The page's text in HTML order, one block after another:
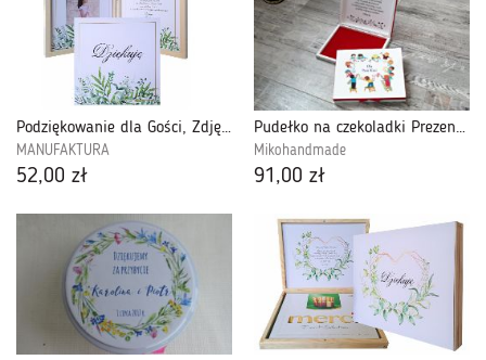
Podziękowanie dla Gości, Zdjęcie, Komunia Święta-PDGK30
MANUFAKTURA
52,00 zł
Pudełko na czekoladki Prezent dla Nauczyciela
Mikohandmade
91,00 zł